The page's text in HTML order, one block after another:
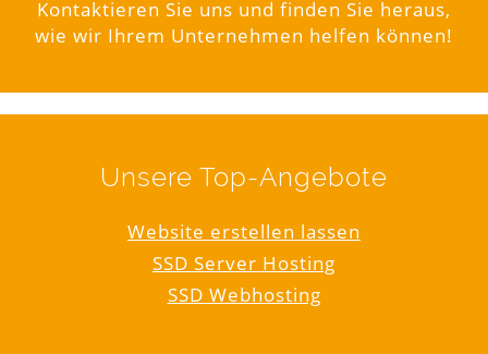
Kontaktieren Sie uns und finden Sie heraus,
wie wir Ihrem Unternehmen helfen können!
Unsere Top-Angebote
Website erstellen lassen
SSD Server Hosting
SSD Webhosting